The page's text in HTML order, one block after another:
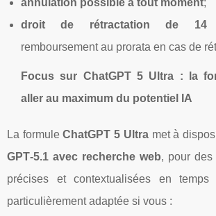
annulation possible à tout moment;
droit de rétractation de 14
remboursement au prorata en cas de
Focus sur ChatGPT 5 Ultra : la
aller au maximum du potentiel IA
La formuleChatGPT 5 Ultramet à
GPT‑5.1 avec recherche web, pour des
précises et contextualisées en
particulièrement adaptée si vous :